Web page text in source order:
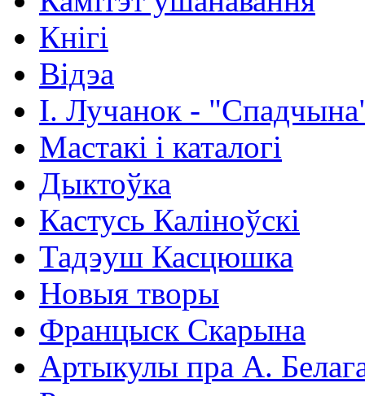
Кнігі
Відэа
І. Лучанок -
Мастакі i каталогi
Дыктоўка
Кастусь Каліноўскі
Тадэуш Касцюшка
Новыя творы
Францыск Скарына
Артыкулы пра А.